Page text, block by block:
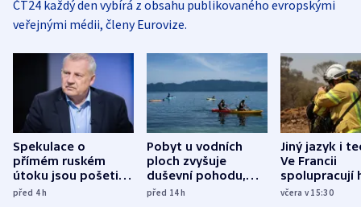
ČT24 každý den vybírá z obsahu publikovaného evropskými
veřejnými médii, členy Eurovize.
Spekulace o
přímém ruském
útoku jsou pošetilé,
míní estonský
před 4h
Pobyt u vodních
ploch zvyšuje
duševní pohodu,
ukázala
před 14h
Jiný jazyk i
Ve Francii
spolupracují
různých zemí
včera v 15:30